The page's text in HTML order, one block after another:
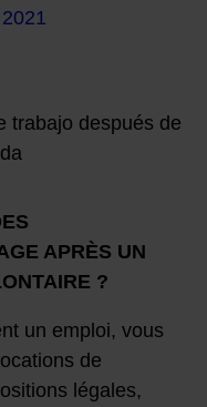
APRÈS UN
?
un emploi, vous
de
légales,